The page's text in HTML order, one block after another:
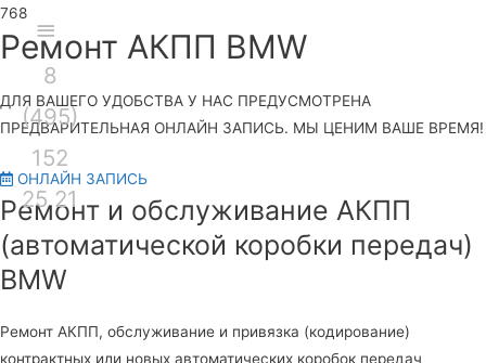
Секция
над
шапкой
8
(495)
152
25 21
Ремонт АКПП BMW
ДЛЯ ВАШЕГО УДОБСТВА У НАС ПРЕДУСМОТРЕНА
ПРЕДВАРИТЕЛЬНАЯ ОНЛАЙН ЗАПИСЬ. МЫ ЦЕНИМ ВАШЕ ВРЕМЯ!
ОНЛАЙН ЗАПИСЬ
Ремонт и обслуживание АКПП
(автоматической коробки передач)
BMW
Ремонт АКПП, обслуживание и привязка (кодирование)
контрактных или новых автоматических коробок передач